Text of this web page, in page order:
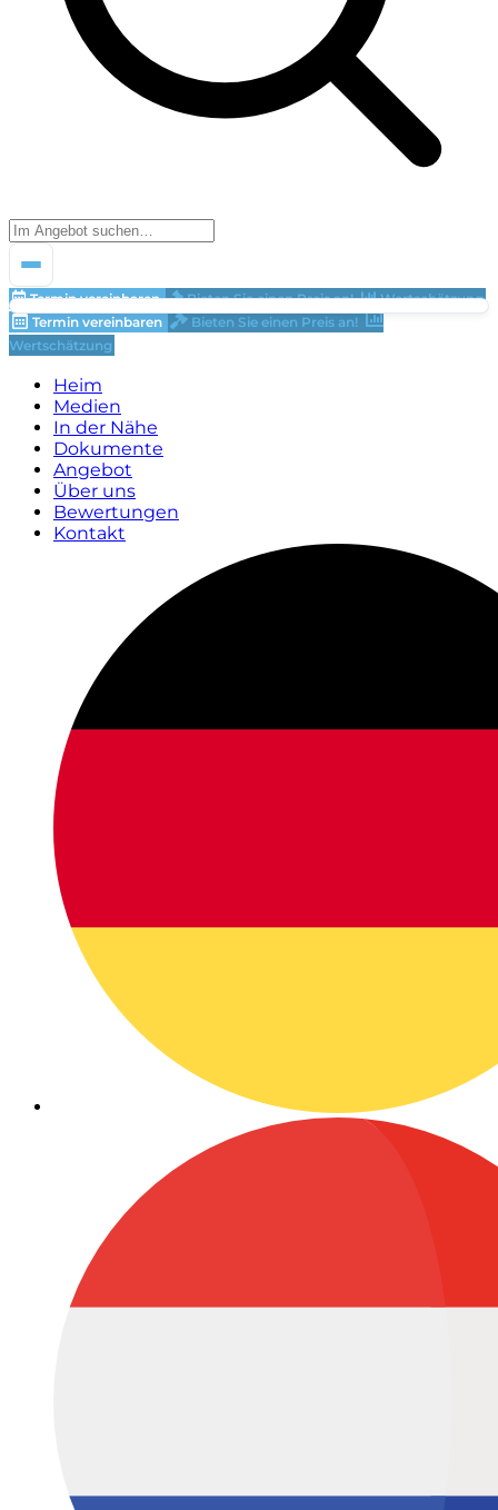
Termin vereinbaren Bieten Sie einen Preis an!
Wertschätzung
Termin vereinbaren
Bieten Sie einen Preis an!
Wertschätzung
Heim
Medien
In der Nähe
Dokumente
Angebot
Über uns
Bewertungen
Kontakt